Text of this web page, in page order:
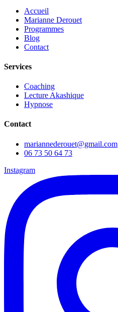
Accueil
Marianne Derouet
Programmes
Blog
Contact
Services
Coaching
Lecture Akashique
Hypnose
Contact
mariannederouet@gmail.com
06 73 50 64 73
Instagram